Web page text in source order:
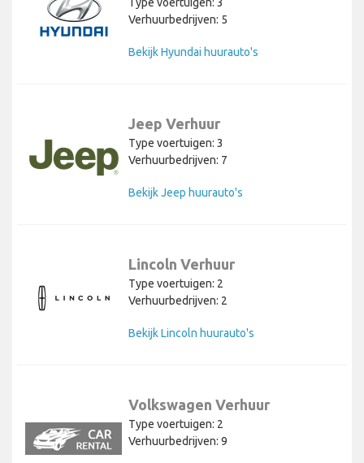
Verhuurbedrijven: 5
Bekijk Hyundai huurauto's
Jeep Verhuur
Type voertuigen: 3
Verhuurbedrijven: 7
Bekijk Jeep huurauto's
Lincoln Verhuur
Type voertuigen: 2
Verhuurbedrijven: 2
Bekijk Lincoln huurauto's
Volkswagen Verhuur
Type voertuigen: 2
Verhuurbedrijven: 9